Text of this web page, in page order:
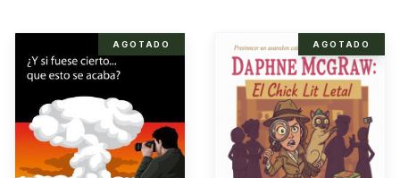
AGOTADO AGOTADO